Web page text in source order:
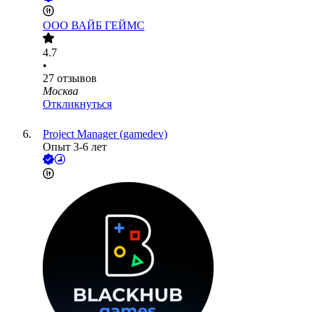
ООО ВАЙБ ГЕЙМС
4.7
•
27 отзывов
Москва
Откликнуться
Project Manager (gamedev)
Опыт 3-6 лет